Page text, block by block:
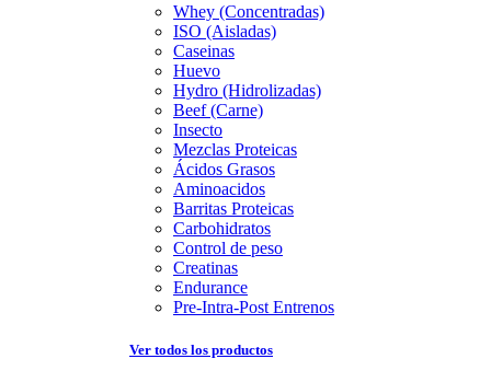
Whey (Concentradas)
ISO (Aisladas)
Caseinas
Huevo
Hydro (Hidrolizadas)
Beef (Carne)
Insecto
Mezclas Proteicas
Ácidos Grasos
Aminoacidos
Barritas Proteicas
Carbohidratos
Control de peso
Creatinas
Endurance
Pre-Intra-Post Entrenos
Ver todos los productos